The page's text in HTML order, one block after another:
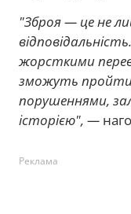
"Зброя — це не
жорсткими
зможуть пройти
порушеннями,
історією", —
Реклама